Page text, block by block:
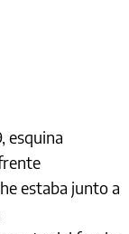
esquina
estaba junto a